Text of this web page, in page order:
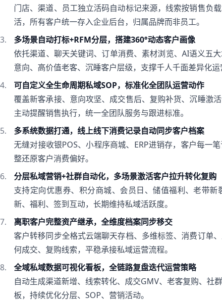
门店、渠道、员工独立活码自动标记来源，线索按销售负
活，所有客户统一存入企业后台，归属品牌而非员工。
多场景自动打标+RFM分层，搭建360°动态客户画像
依托渠道、聊天关键词、订单消费、素材浏览、AI语义五
意向、高价值老客、沉睡客户层级，支撑千人千面差异化
可自定义全生命周期私域SOP，标准化全团队运营动作
覆盖新客承接、意向攻坚、成交售后、复购补货、沉睡激
主动提醒销售执行，统一全团队服务与跟进标准。
多系统数据打通，线上线下消费记录自动同步客户档案
无缝对接收银POS、小程序商城、ERP进销存，客户每一
整还原客户消费偏好。
分层私域营销+社群自动化，多场景激活客户拉升转化复购
支持定向优惠券、积分商城、会员日、储值福利、老带
新、福利、签到互动，长期维持私域活跃度。
离职客户完整资产继承，全维度档案同步移交
客户转移同步全格式云端聊天存档、多维标签、消费订单
何成交、复购线索，平稳承接私域运营流程。
全域私域数据可视化看板，全链路复盘迭代运营策略
自动生成渠道新增、线索转化、成交GMV、老客复购、社
板，持续优化分层、SOP、营销活动。